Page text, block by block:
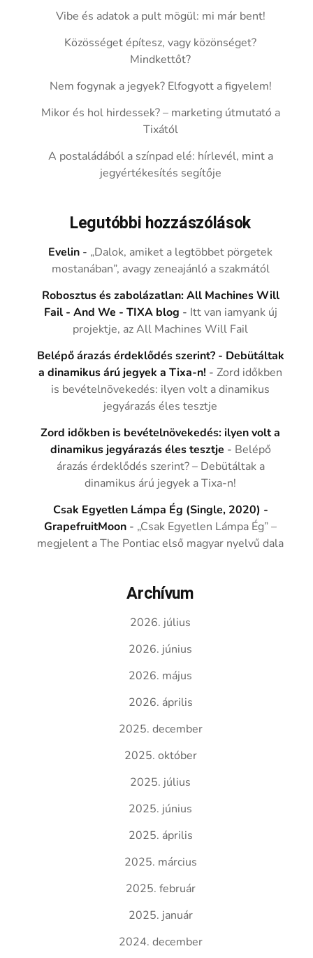
Vibe és adatok a pult mögül: mi már bent!
Közösséget építesz, vagy közönséget?
Mindkettőt?
Nem fogynak a jegyek? Elfogyott a figyelem!
Mikor és hol hirdessek? – marketing útmutató a
Tixától
A postaládából a színpad elé: hírlevél, mint a
jegyértékesítés segítője
Legutóbbi hozzászólások
Evelin - „Dalok, amiket a legtöbbet pörgetek
mostanában”, avagy zeneajánló a szakmától
Robosztus és zabolázatlan: All Machines Will
Fail - And We - TIXA blog - Itt van iamyank új
projektje, az All Machines Will Fail
Belépő árazás érdeklődés szerint? - Debütáltak
a dinamikus árú jegyek a Tixa-n! -Zord időkben
is bevételnövekedés: ilyen volt a dinamikus
jegyárazás éles tesztje
Zord időkben is bevételnövekedés: ilyen volt a
dinamikus jegyárazás éles tesztje - Belépő
árazás érdeklődés szerint? – Debütáltak a
dinamikus árú jegyek a Tixa-n!
Csak Egyetlen Lámpa Ég (Single, 2020) -
GrapefruitMoon - „Csak Egyetlen Lámpa Ég” –
megjelent a The Pontiac első magyar nyelvű dala
Archívum
2026. július
2026. június
2026. május
2026. április
2025. december
2025. október
2025. július
2025. június
2025. április
2025. március
2025. február
2025. január
2024. december